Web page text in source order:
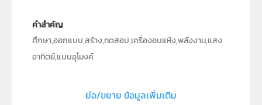
คำสำคัญ
ศึกษา,ออกแบบ,สร้าง,ทดสอบ,เครื่องอบแห้ง,พลังงาน,แสง
อาทิตย์,แบบอุโมงค์
ย่อ/ขยาย ข้อมูลเพิ่มเติม